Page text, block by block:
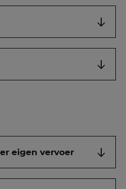
eigen vervoer